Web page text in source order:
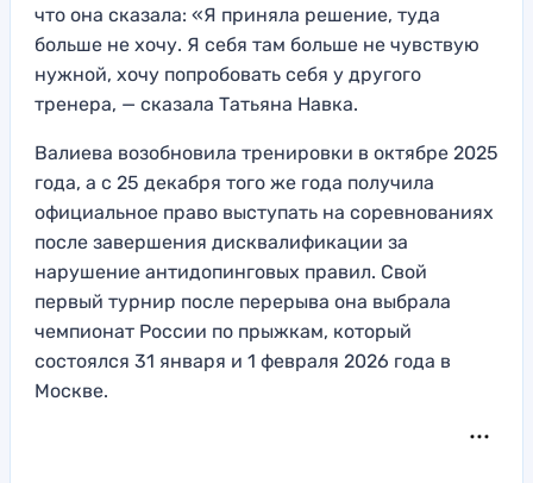
что она сказала: «Я приняла решение, туда
больше не хочу. Я себя там больше не чувствую
нужной, хочу попробовать себя у другого
тренера, — сказала Татьяна Навка.
Валиева возобновила тренировки в октябре 2025
года, а с 25 декабря того же года получила
официальное право выступать на соревнованиях
после завершения дисквалификации за
нарушение антидопинговых правил. Свой
первый турнир после перерыва она выбрала
чемпионат России по прыжкам, который
состоялся 31 января и 1 февраля 2026 года в
Москве.